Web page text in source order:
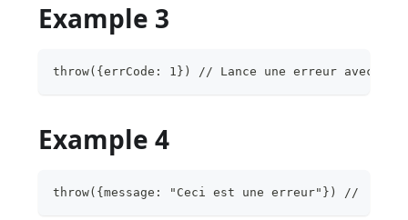
Example 3
throw({errCode: 1}) // Lance une erreur avec
Example 4
throw({message: "Ceci est une erreur"}) //